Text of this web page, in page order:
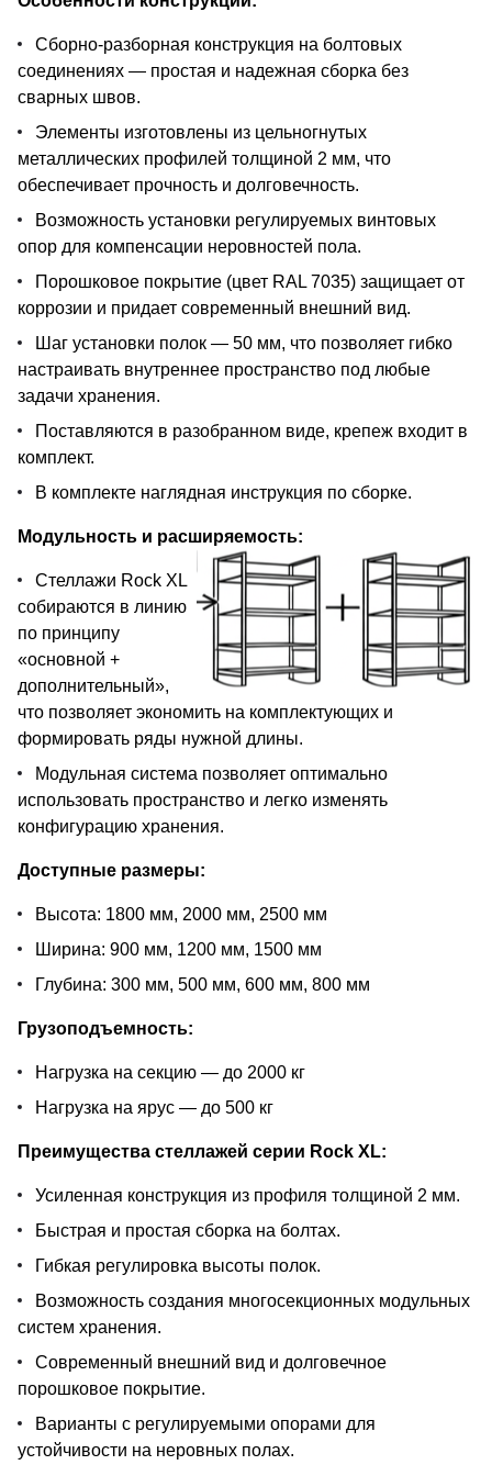
Сборно-разборная конструкция на болтовых
соединениях — простая и надежная сборка без
сварных швов.
Элементы изготовлены из цельногнутых
металлических профилей толщиной 2 мм, что
обеспечивает прочность и долговечность.
Возможность установки регулируемых винтовых
опор для компенсации неровностей пола.
Порошковое покрытие (цвет RAL 7035) защищает от
коррозии и придает современный внешний вид.
Шаг установки полок — 50 мм, что позволяет гибко
настраивать внутреннее пространство под любые
задачи хранения.
Поставляются в разобранном виде, крепеж входит в
комплект.
В комплекте наглядная инструкция по сборке.
Модульность и расширяемость:
Стеллажи Rock XL
собираются в линию
по принципу
«основной +
дополнительный»,
что позволяет экономить на комплектующих и
формировать ряды нужной длины.
Модульная система позволяет оптимально
использовать пространство и легко изменять
конфигурацию хранения.
Доступные размеры:
Высота: 1800 мм, 2000 мм, 2500 мм
Ширина: 900 мм, 1200 мм, 1500 мм
Глубина: 300 мм, 500 мм, 600 мм, 800 мм
Грузоподъемность:
Нагрузка на секцию — до 2000 кг
Нагрузка на ярус — до 500 кг
Преимущества стеллажей серии Rock XL:
Усиленная конструкция из профиля толщиной 2 мм.
Быстрая и простая сборка на болтах.
Гибкая регулировка высоты полок.
Возможность создания многосекционных модульных
систем хранения.
Современный внешний вид и долговечное
порошковое покрытие.
Варианты с регулируемыми опорами для
устойчивости на неровных полах.